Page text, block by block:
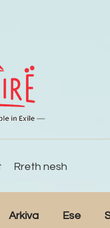
Rreth nesh
Arkiva Ese